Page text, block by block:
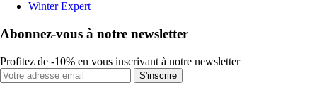
Winter Expert
Abonnez-vous à notre newsletter
Profitez de -10% en vous inscrivant à notre newsletter
S'inscrire